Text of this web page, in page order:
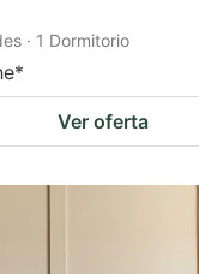
· 1 Dormitorio
*
Ver oferta